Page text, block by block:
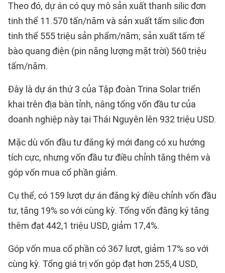
Theo đó, dự án có quy mô sản xuất thanh silic đơn
tinh thể 11.570 tấn/năm và sản xuất tấm silic đơn
tinh thể 555 triệu sản phẩm/năm; sản xuất tấm tế
bào quang điện (pin năng lượng mặt trời) 560 triệu
tấm/năm.
Đây là dự án thứ 3 của Tập đoàn Trina Solar triển
khai trên địa bàn tỉnh, nâng tổng vốn đầu tư của
doanh nghiệp này tại Thái Nguyên lên 932 triệu USD.
Mặc dù vốn đầu tư đăng ký mới đang có xu hướng
tích cực, nhưng vốn đầu tư điều chỉnh tăng thêm và
góp vốn mua cổ phần giảm.
Cụ thể, có 159 lượt dự án đăng ký điều chỉnh vốn đầu
tư, tăng 19% so với cùng kỳ. Tổng vốn đăng ký tăng
thêm đạt 442,1 triệu USD, giảm 17,4%.
Góp vốn mua cổ phần có 367 lượt, giảm 17% so với
cùng kỳ. Tổng giá trị vốn góp đạt hơn 255,4 USD,